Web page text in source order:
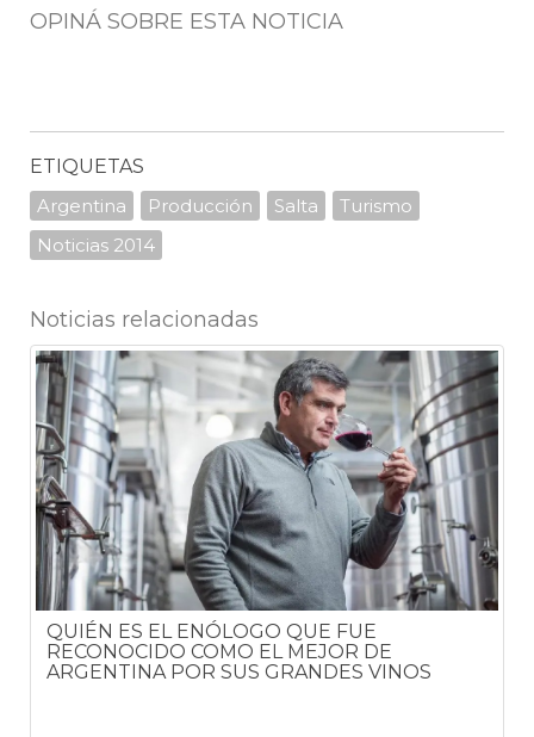
OPINÁ SOBRE ESTA NOTICIA
ETIQUETAS
Argentina
Producción Salta
Turismo
Noticias 2014
Noticias relacionadas
QUIÉN ES EL ENÓLOGO QUE FUE
RECONOCIDO COMO EL MEJOR DE
ARGENTINA POR SUS GRANDES VINOS